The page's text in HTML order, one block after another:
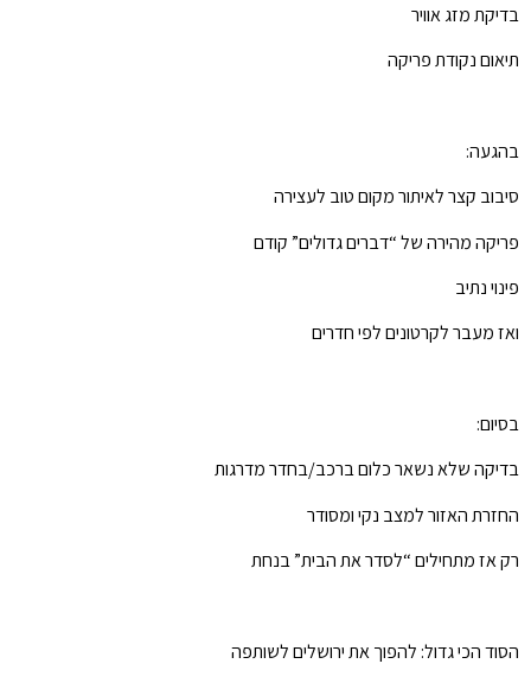
בדיקת מזג אוויר
תיאום נקודת פריקה
בהגעה:
סיבוב קצר לאיתור מקום טוב לעצירה
פריקה מהירה של “דברים גדולים” קודם
פינוי נתיב
ואז מעבר לקרטונים לפי חדרים
בסיום:
בדיקה שלא נשאר כלום ברכב/בחדר מדרגות
החזרת האזור למצב נקי ומסודר
רק אז מתחילים “לסדר את הבית” בנחת
הסוד הכי גדול: להפוך את ירושלים לשותפה